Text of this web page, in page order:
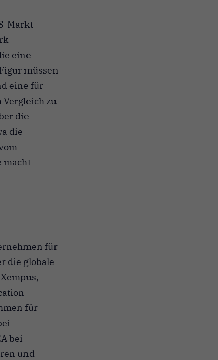
Markt
eine
müssen
eine für
zu
die
die
macht
für
die globale
für
bei
und